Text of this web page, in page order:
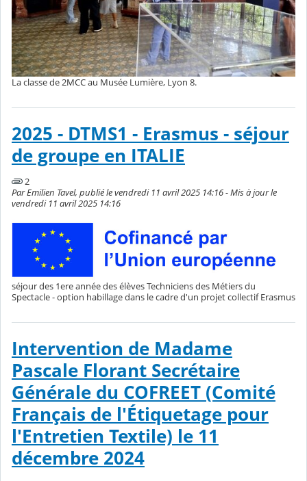
La classe de 2MCC au Musée Lumière, Lyon 8.
2025 - DTMS1 - Erasmus - séjour
de groupe en ITALIE
2
Par Emilien Tavel, publié le vendredi 11 avril 2025 14:16 - Mis à jour le
vendredi 11 avril 2025 14:16
séjour des 1ere année des élèves Techniciens des Métiers du
Spectacle - option habillage dans le cadre d'un projet collectif Erasmus
Intervention de Madame
Pascale Florant Secrétaire
Générale du COFREET (Comité
Français de l'Étiquetage pour
l'Entretien Textile) le 11
décembre 2024